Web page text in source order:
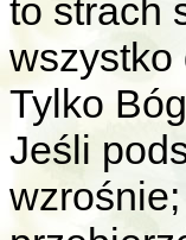
to strach
wszystko
Tylko
Jeśli